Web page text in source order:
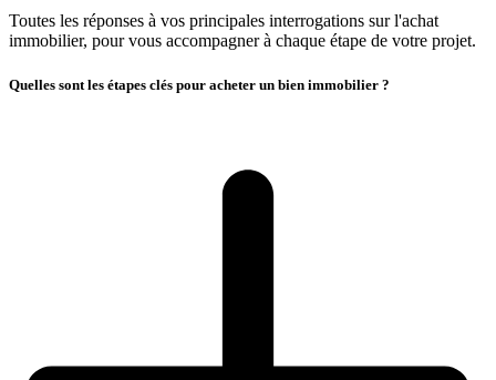
Toutes les réponses à vos principales interrogations sur l'achat
immobilier, pour vous accompagner à chaque étape de votre projet.
Quelles sont les étapes clés pour acheter un bien immobilier ?